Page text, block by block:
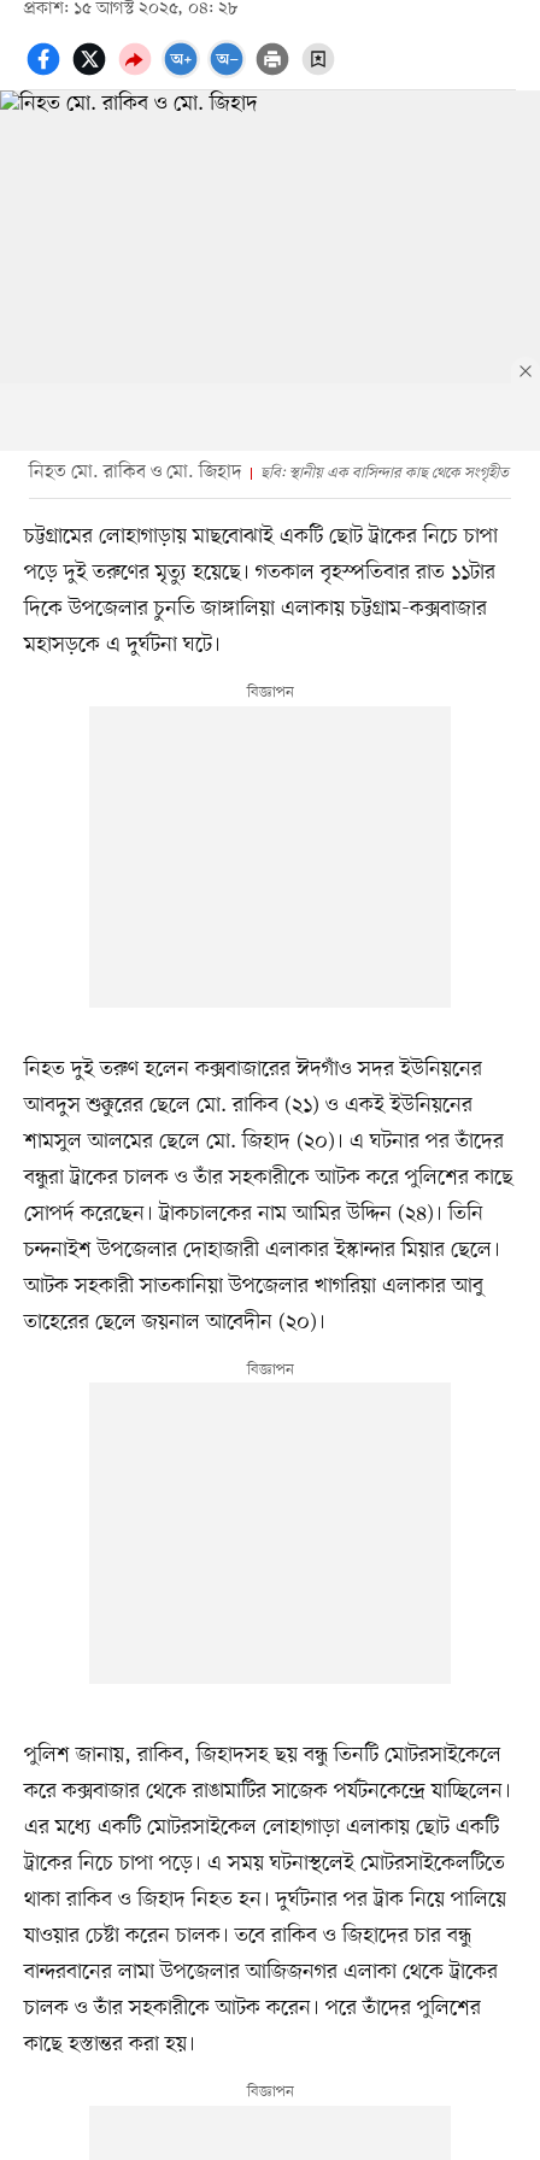
প্রকাশ: ১৫ আগস্ট ২০২৫, ০৪: ২৮
নিহত মো. রাকিব ও মো. জিহাদ ছবি: স্থানীয় এক বাসিন্দার কাছ থেকে সংগৃহীত
চট্টগ্রামের লোহাগাড়ায় মাছবোঝাই একটি ছোট ট্রাকের নিচে চাপা
পড়ে দুই তরুণের মৃত্যু হয়েছে। গতকাল বৃহস্পতিবার রাত ১১টার
দিকে উপজেলার চুনতি জাঙ্গালিয়া এলাকায় চট্টগ্রাম-কক্সবাজার
মহাসড়কে এ দুর্ঘটনা ঘটে।
নিহত দুই তরুণ হলেন কক্সবাজারের ঈদগাঁও সদর ইউনিয়নের
আবদুস শুক্কুরের ছেলে মো. রাকিব (২১) ও একই ইউনিয়নের
শামসুল আলমের ছেলে মো. জিহাদ (২০)। এ ঘটনার পর তাঁদের
বন্ধুরা ট্রাকের চালক ও তাঁর সহকারীকে আটক করে পুলিশের কাছে
সোপর্দ করেছেন। ট্রাকচালকের নাম আমির উদ্দিন (২৪)। তিনি
চন্দনাইশ উপজেলার দোহাজারী এলাকার ইস্কান্দার মিয়ার ছেলে।
আটক সহকারী সাতকানিয়া উপজেলার খাগরিয়া এলাকার আবু
তাহেরের ছেলে জয়নাল আবেদীন (২০)।
পুলিশ জানায়, রাকিব, জিহাদসহ ছয় বন্ধু তিনটি মোটরসাইকেলে
করে কক্সবাজার থেকে রাঙামাটির সাজেক পর্যটনকেন্দ্রে যাচ্ছিলেন।
এর মধ্যে একটি মোটরসাইকেল লোহাগাড়া এলাকায় ছোট একটি
ট্রাকের নিচে চাপা পড়ে। এ সময় ঘটনাস্থলেই মোটরসাইকেলটিতে
থাকা রাকিব ও জিহাদ নিহত হন। দুর্ঘটনার পর ট্রাক নিয়ে পালিয়ে
যাওয়ার চেষ্টা করেন চালক। তবে রাকিব ও জিহাদের চার বন্ধু
বান্দরবানের লামা উপজেলার আজিজনগর এলাকা থেকে ট্রাকের
চালক ও তাঁর সহকারীকে আটক করেন। পরে তাঁদের পুলিশের
কাছে হস্তান্তর করা হয়।